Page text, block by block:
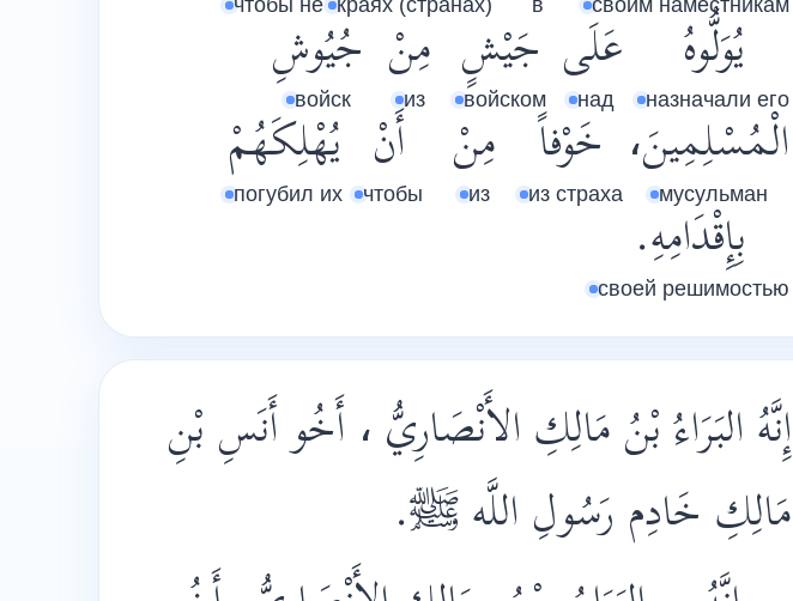
своим наместникам
в
краях (странах)
чтобы не
يُوَلُّوهُ
назначали его
عَلَى
над
جَيْشٍ
войском
مِنْ
из
جُيُوشِ
войск
الْمُسْلِمِينَ،
мусульман
خَوْفاً
из страха
مِنْ
из
أَنْ
чтобы
يُهْلِكَهُمْ
погубил их
بِإِقْدَامِهِ.
своей решимостью
إِنَّهُ البَرَاءُ بْنُ مَالِكِ الأَنْصَارِيُّ ، أَخُو أَنَسِ بْنِ
مَالِكِ خَادِم رَسُولِ اللَّه ﷺ.